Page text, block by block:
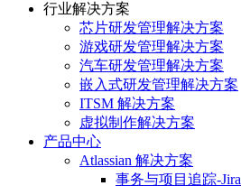
行业解决方案
芯片研发管理解决方案
游戏研发管理解决方案
汽车研发管理解决方案
嵌入式研发管理解决方案
ITSM 解决方案
虚拟制作解决方案
产品中心
Atlassian 解决方案
事务与项目追踪-Jira